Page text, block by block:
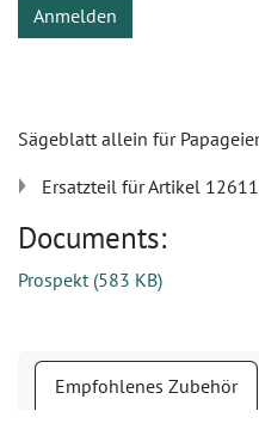
Anmelden
Sägeblatt allein für
Ersatzteil für Artikel
Documents:
Prospekt(583 KB)
Empfohlenes Zubehör